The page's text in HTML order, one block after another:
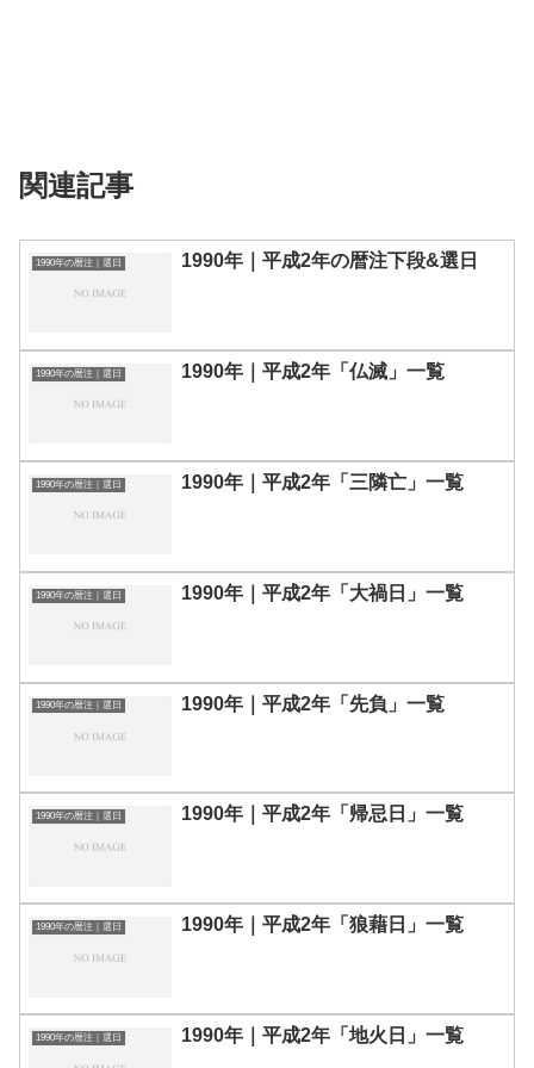
関連記事
1990年の暦注｜選日 1990年｜平成2年の暦注下段&選日
1990年の暦注｜選日 1990年｜平成2年「仏滅」一覧
1990年の暦注｜選日 1990年｜平成2年「三隣亡」一覧
1990年の暦注｜選日 1990年｜平成2年「大禍日」一覧
1990年の暦注｜選日 1990年｜平成2年「先負」一覧
1990年の暦注｜選日 1990年｜平成2年「帰忌日」一覧
1990年の暦注｜選日 1990年｜平成2年「狼藉日」一覧
1990年の暦注｜選日 1990年｜平成2年「地火日」一覧